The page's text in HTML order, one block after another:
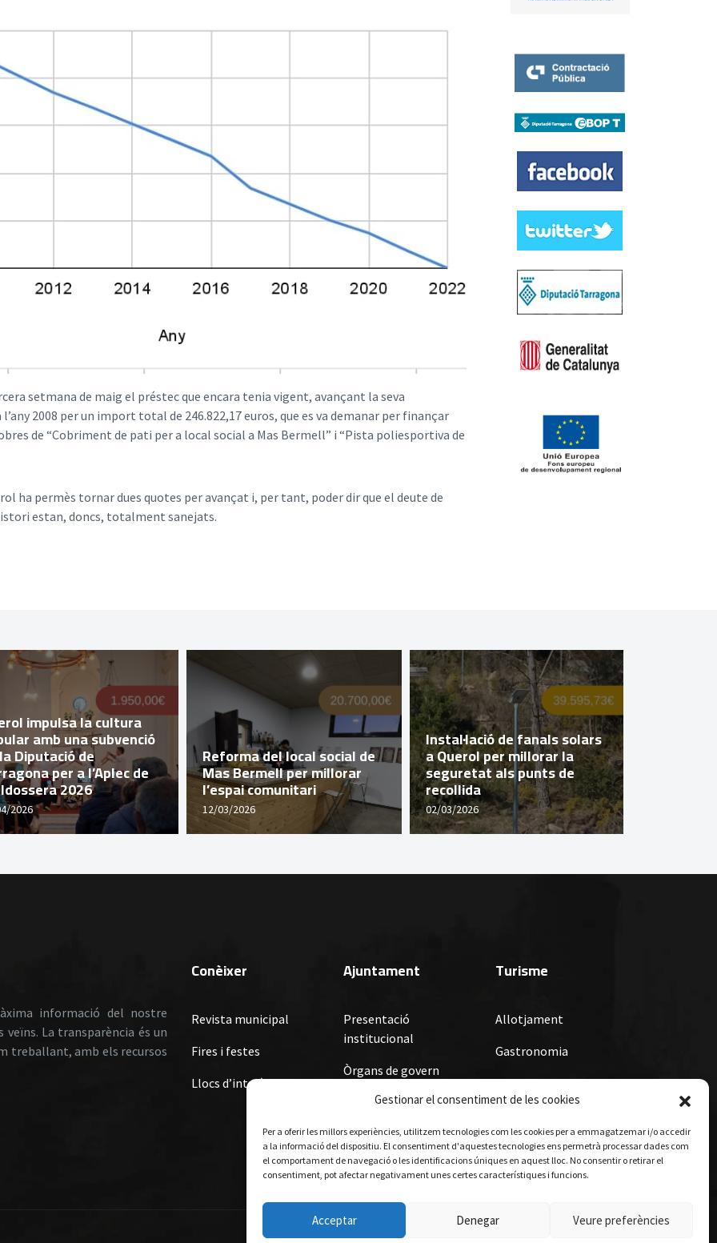
Gestionar el consentiment de les cookies
Per a oferir les millors experiències, utilitzem tecnologies com les cookies per a emmagatzemar i/o accedir
a la informació del dispositiu. El consentiment d'aquestes tecnologies ens permetrà processar dades com
el comportament de navegació o les identificacions úniques en aquest lloc. No consentir o retirar el
consentiment, pot afectar negativament unes certes característiques i funcions.
Acceptar Denegar Veure preferències
setmana de maig el préstec que encara tenia vigent, avançant la seva
2008 per un import total de 246.822,17 euros, que es va demanar per finançar
de “Cobriment de pati per a local social a Mas Bermell” i “Pista poliesportiva de
ha permès tornar dues quotes per avançat i, per tant, poder dir que el deute de
estan, doncs, totalment sanejats.
impulsa la cultura
amb una subvenció
Diputació de
per a l’Aplec de
2026
2026
Reforma del local social de
Mas Bermell per millorar
l’espai comunitari
12/03/2026
Instal·lació de fanals solars
a Querol per millorar la
seguretat als punts de
recollida
02/03/2026
informació del nostre
La transparència és un
treballant, amb els recursos
Conèixer
Revista municipal
Fires i festes
Llocs d’interès
Ajuntament
Presentació
institucional
Òrgans de govern
Ordenances Fiscals,
Reglaments i
Subvencions i Premis
Municipals
Turisme
Allotjament
Gastronomia
Visites guiades
Desenvolupat per